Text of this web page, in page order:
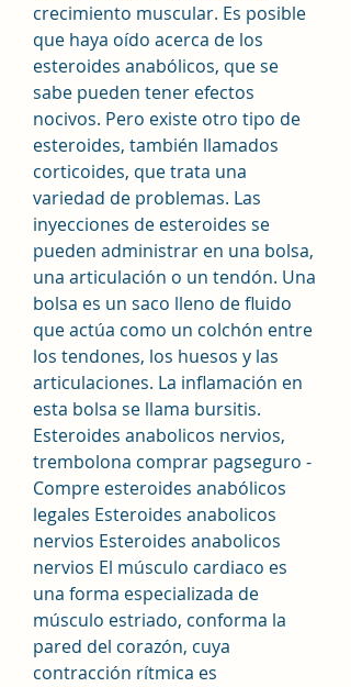
crecimiento muscular. Es posible
que haya oído acerca de los
esteroides anabólicos, que se
sabe pueden tener efectos
nocivos. Pero existe otro tipo de
esteroides, también llamados
corticoides, que trata una
variedad de problemas. Las
inyecciones de esteroides se
pueden administrar en una bolsa,
una articulación o un tendón. Una
bolsa es un saco lleno de fluido
que actúa como un colchón entre
los tendones, los huesos y las
articulaciones. La inflamación en
esta bolsa se llama bursitis.
Esteroides anabolicos nervios,
trembolona comprar pagseguro -
Compre esteroides anabólicos
legales Esteroides anabolicos
nervios Esteroides anabolicos
nervios El músculo cardiaco es
una forma especializada de
músculo estriado, conforma la
pared del corazón, cuya
contracción rítmica es